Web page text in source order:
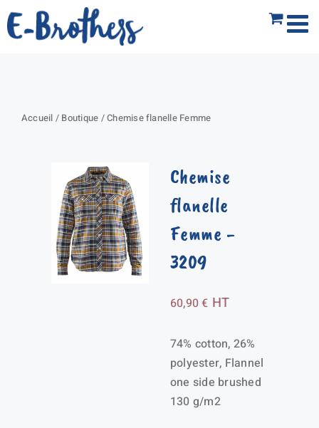
Passer
au
Accueil / Boutique /Chemise flanelle Femme
Chemise
flanelle
Femme -
3209
60,90€ HT
74% cotton, 26%
polyester, Flannel
one side brushed
130 g/m2